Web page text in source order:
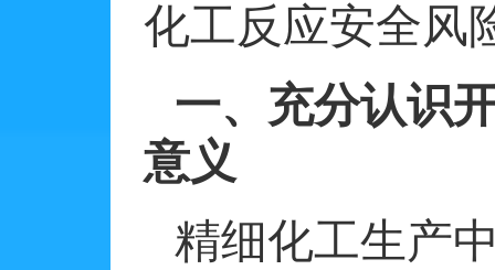
化工反应安全风
一、充分认识
意义
精细化工生产